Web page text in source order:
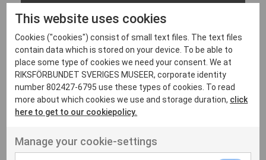
Associerad
Göteborgs stad
Helsingborgs museer
Kulturförvaltningen Västra Götalandsregionen
Moderna museet
Statens historiska museer
försvarshistoria
F
Fredriksdals museer och
trädgårdar
This website uses cookies
Cookies ("cookies") consist of small text files. The text files
contain data which is stored on your device. To be able to
place some type of cookies we need your consent. We at
RIKSFÖRBUNDET SVERIGES MUSEER, corporate identity
number 802427-6795 use these types of cookies. To read
more about which cookies we use and storage duration, click
here to get to our cookiepolicy.
Manage your cookie-settings